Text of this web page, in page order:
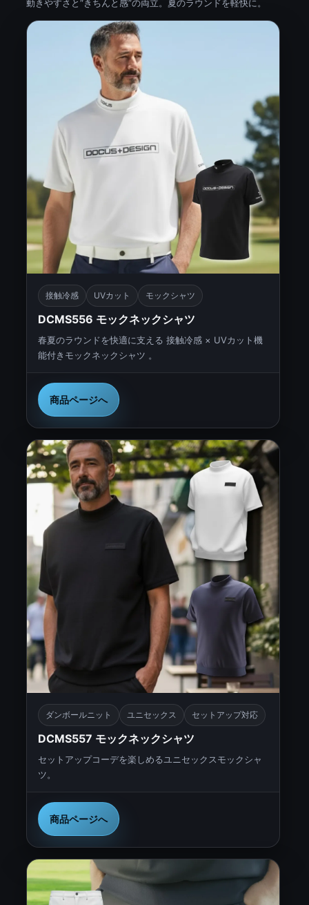
動きやすさと“きちんと感”の両立。夏のラウンドを軽快に。
接触冷感 UVカット モックシャツ
DCMS556 モックネックシャツ
春夏のラウンドを快適に支える 接触冷感 × UVカット機
能付きモックネックシャツ 。
商品ページへ
ダンボールニット ユニセックス セットアップ対応
DCMS557 モックネックシャツ
セットアップコーデを楽しめるユニセックスモックシャ
ツ。
商品ページへ